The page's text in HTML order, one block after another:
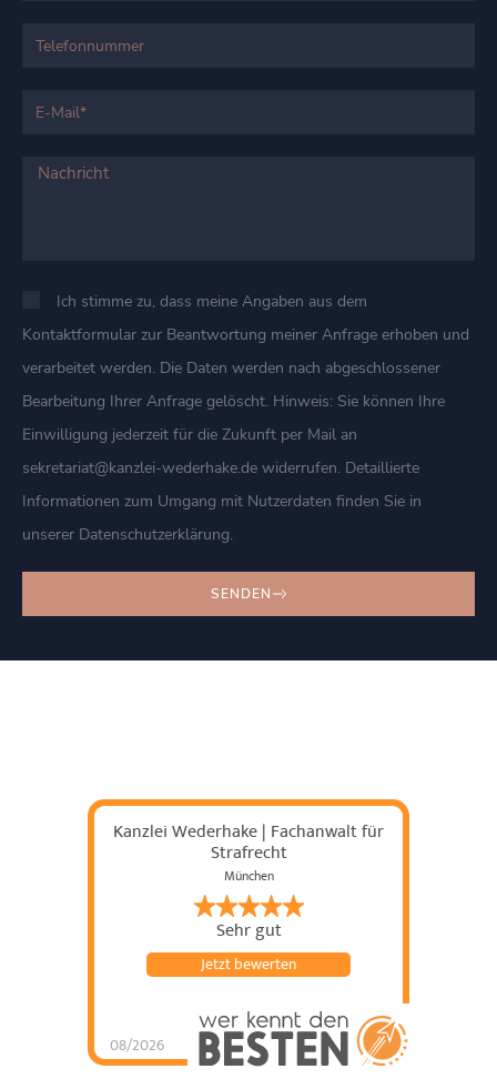
Ich stimme zu, dass meine Angaben aus dem
Kontaktformular zur Beantwortung meiner Anfrage erhoben und
verarbeitet werden. Die Daten werden nach abgeschlossener
Bearbeitung Ihrer Anfrage gelöscht. Hinweis: Sie können Ihre
Einwilligung jederzeit für die Zukunft per Mail an
sekretariat@kanzlei-wederhake.de widerrufen. Detaillierte
Informationen zum Umgang mit Nutzerdaten finden Sie in
unserer Datenschutzerklärung.
SENDEN
Kanzlei Wederhake | Fachanwalt für
Strafrecht
München
Sehr gut
08/2026
Jetzt bewerten
Kanzlei Wederhake |
Fachanwalt für